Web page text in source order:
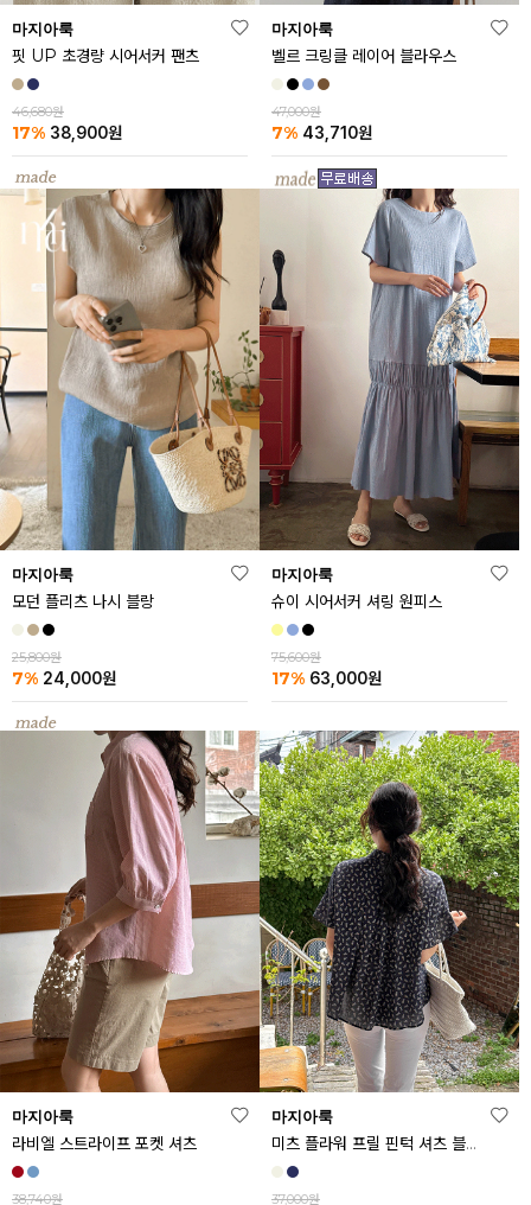
마지아룩
핏 UP 초경량 시어서커 팬츠
46,680원
17% 38,900원
마지아룩
벨르 크링클 레이어 블라우스
47,000원
7% 43,710원
마지아룩
모던 플리츠 나시 블랑
25,800원
7% 24,000원
마지아룩
슈이 시어서커 셔링 원피스
75,600원
17% 63,000원
마지아룩
라비엘 스트라이프 포켓 셔츠
38,740원
마지아룩
미츠 플라워 프릴 핀턱 셔츠 블라우스
37,000원